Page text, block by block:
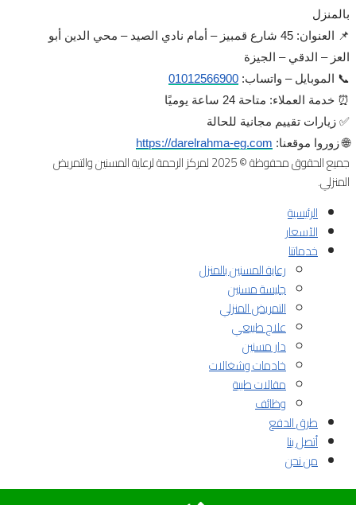
بالمنزل
📌 العنوان: 45 شارع قمبيز – أمام نادي الصيد – محي الدين أبو
العز – الدقي – الجيزة
📞 الموبايل – واتساب: 01012566900
⏰ خدمة العملاء: متاحة 24 ساعة يوميًا
✅ زيارات تقييم مجانية للحالة
🌐 زوروا موقعنا: https://darelrahma-eg.com
جميع الحقوق محفوظة © 2025 لمركز الرحمة لرعاية المسنين والتمريض
المنزلي.
الرئيسية
الآسعار
خدماتنا
رعاية المسنين بالمنزل
جليسة مسنين
التمريض المنزلي
علاج طبيعي
دار مسنين
خادمات وشغالات
مقالات طبية
وظائف
طرق الدفع
أتصل بنا
من نحن